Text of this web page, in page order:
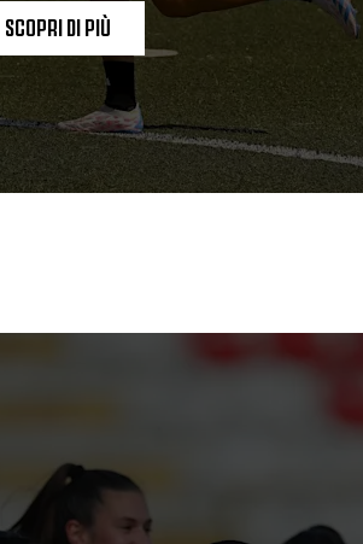
SCOPRI DI PIÙ